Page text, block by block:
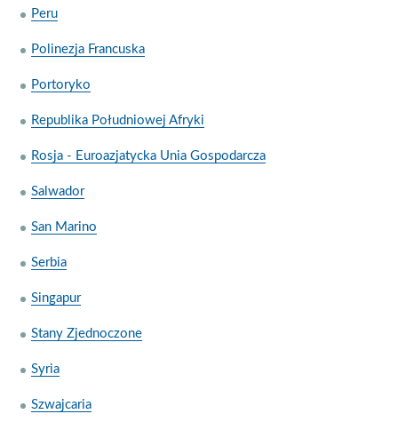
Peru
Polinezja Francuska
Portoryko
Republika Południowej Afryki
Rosja - Euroazjatycka Unia Gospodarcza
Salwador
San Marino
Serbia
Singapur
Stany Zjednoczone
Syria
Szwajcaria